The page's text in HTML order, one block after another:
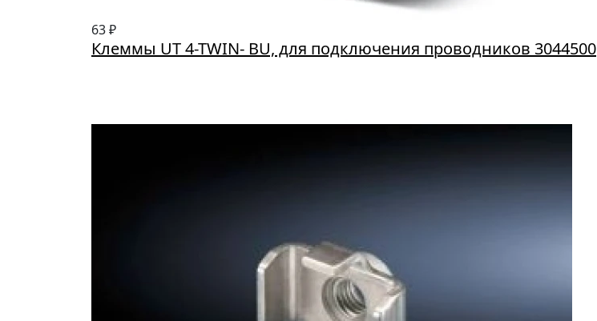
63 ₽
Клеммы UT 4-TWIN- BU, для подключения проводников 3044500